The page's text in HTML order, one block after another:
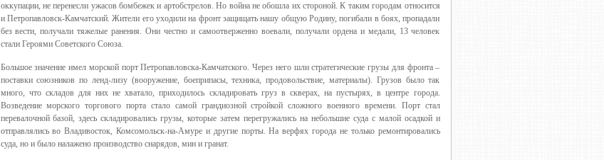
оккупации, не перенесли ужасов бомбежек и артобстрелов. Но война не обошла их стороной. К таким городам относится
и Петропавловск-Камчатский. Жители его уходили на фронт защищать нашу общую Родину, погибали в боях, пропадали
без вести, получали тяжелые ранения. Они честно и самоотверженно воевали, получали ордена и медали, 13 человек
стали Героями Советского Союза.
Большое значение имел морской порт Петропавловска-Камчатского. Через него шли стратегические грузы для фронта –
поставки союзников по ленд-лизу (вооружение, боеприпасы, техника, продовольствие, материалы). Грузов было так
много, что складов для них не хватало, приходилось складировать груз в скверах, на пустырях, в центре города.
Возведение морского торгового порта стало самой грандиозной стройкой сложного военного времени. Порт стал
перевалочной базой, здесь складировались грузы, которые затем перегружались на небольшие суда с малой осадкой и
отправлялись во Владивосток, Комсомольск-на-Амуре и другие порты. На верфях города не только ремонтировались
суда, но и было налажено производство снарядов, мин и гранат.